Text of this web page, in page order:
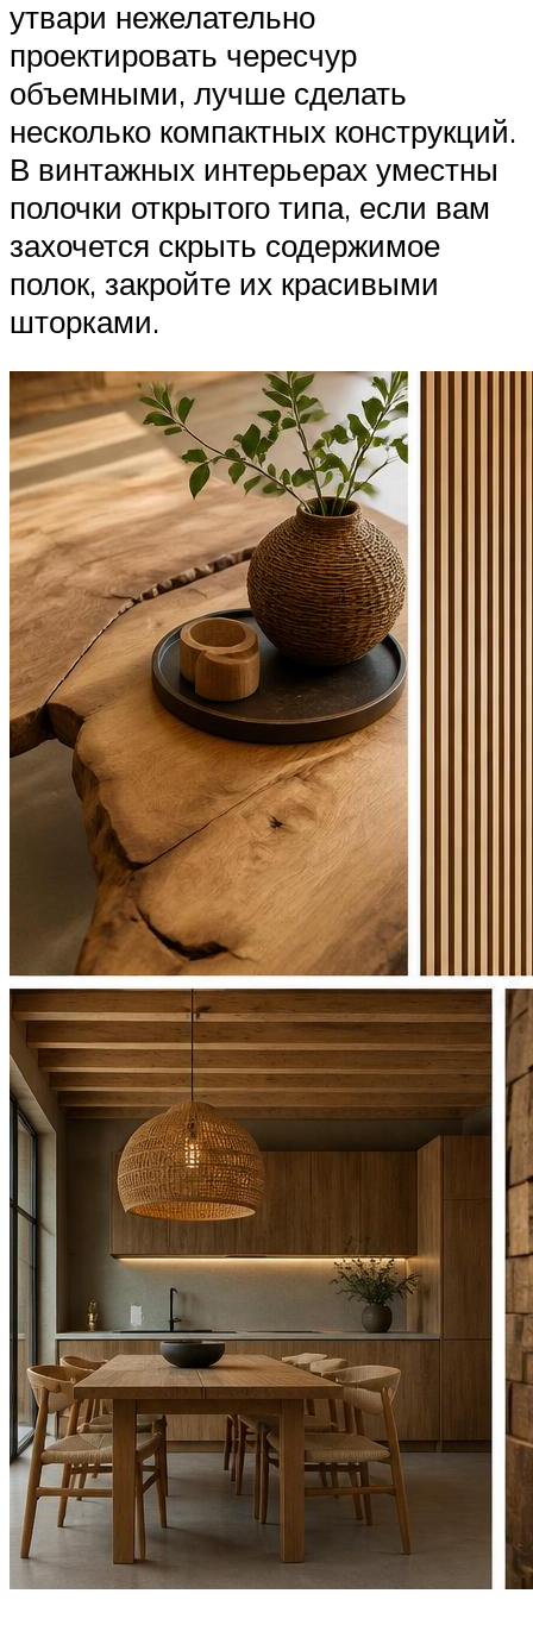
утвари нежелательно
проектировать чересчур
объемными, лучше сделать
несколько компактных конструкций.
В винтажных интерьерах уместны
полочки открытого типа, если вам
захочется скрыть содержимое
полок, закройте их красивыми
шторками.